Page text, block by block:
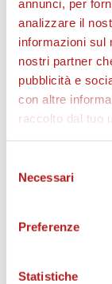
annunci, per
analizzare il
informazioni sul
nostri partner
pubblicità e
con altre
raccolto dal tuo
delNecessari
Preferenze
Statistiche